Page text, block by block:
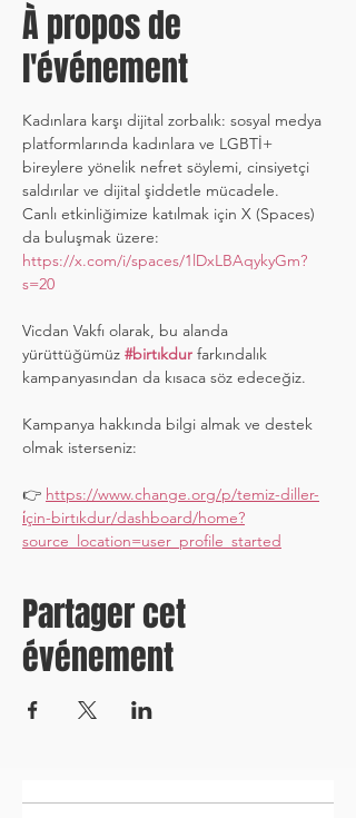
À propos de
l'événement
Kadınlara karşı dijital zorbalık: sosyal medya
platformlarında kadınlara ve LGBTİ+
bireylere yönelik nefret söylemi, cinsiyetçi
saldırılar ve dijital şiddetle mücadele.
Canlı etkinliğimize katılmak için X (Spaces)
da buluşmak üzere:
https://x.com/i/spaces/1lDxLBAqykyGm?
s=20
Vicdan Vakfı olarak, bu alanda
yürüttüğümüz #birtıkdur farkındalık
kampanyasından da kısaca söz edeceğiz.
Kampanya hakkında bilgi almak ve destek
olmak isterseniz:
👉 https://www.change.org/p/temiz-diller-
i̇çin-birtıkdur/dashboard/home?
source_location=user_profile_started
Partager cet
événement